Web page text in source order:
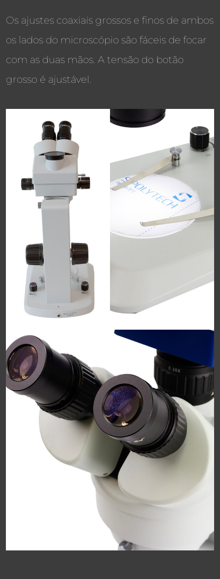
Os ajustes coaxiais grossos e finos de ambos
os lados do microscópio são fáceis de focar
com as duas mãos. A tensão do botão
grosso é ajustável.